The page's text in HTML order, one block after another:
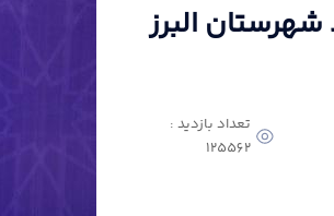
البرز
تعداد بازدید :
125562